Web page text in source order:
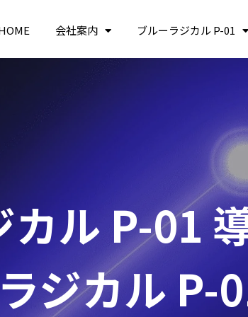
会社案内 ブルーラジカル P-01
カル P-01
ジカル P-